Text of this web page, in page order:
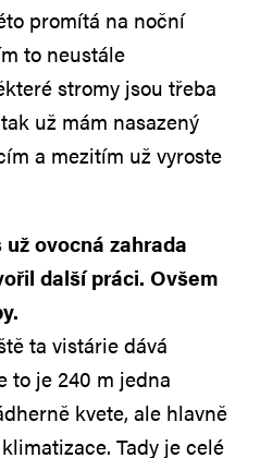
promítá na noční
to neustále
stromy jsou třeba
už mám nasazený
a mezitím už vyroste
ovocná zahrada
další práci. Ovšem
ta vistárie dává
to je 240 m jedna
kvete, ale hlavně
Tady je celé